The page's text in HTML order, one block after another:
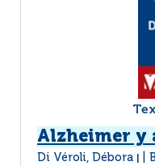
Alzheimer
Di Véroli, Débora